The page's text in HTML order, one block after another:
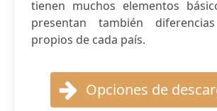
tienen muchos elementos
presentan también
propios de cada país.
Opciones de